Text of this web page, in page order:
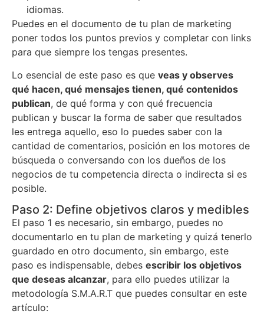
idiomas.
Puedes en el documento de tu plan de marketing
poner todos los puntos previos y completar con links
para que siempre los tengas presentes.
Lo esencial de este paso es que veas y observes
qué hacen, qué mensajes tienen, qué contenidos
publican, de qué forma y con qué frecuencia
publican y buscar la forma de saber que resultados
les entrega aquello, eso lo puedes saber con la
cantidad de comentarios, posición en los motores de
búsqueda o conversando con los dueños de los
negocios de tu competencia directa o indirecta si es
posible.
Paso 2: Define objetivos claros y medibles
El paso 1 es necesario, sin embargo, puedes no
documentarlo en tu plan de marketing y quizá tenerlo
guardado en otro documento, sin embargo, este
paso es indispensable, debes escribir los objetivos
que deseas alcanzar, para ello puedes utilizar la
metodología S.M.A.R.T que puedes consultar en este
artículo: